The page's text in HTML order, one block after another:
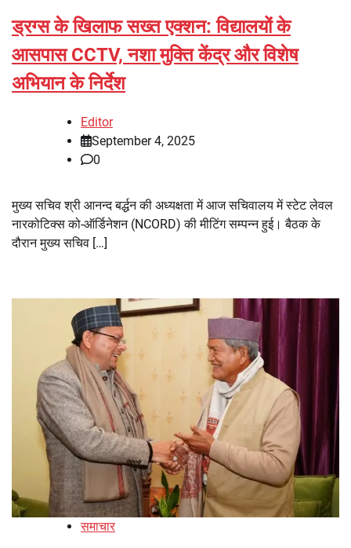
ड्रग्स के खिलाफ सख्त एक्शन: विद्यालयों के
आसपास CCTV, नशा मुक्ति केंद्र और विशेष
अभियान के निर्देश
Editor
September 4, 2025
0
मुख्य सचिव श्री आनन्द बर्द्धन की अध्यक्षता में आज सचिवालय में स्टेट लेवल
नारकोटिक्स को-ऑर्डिनेशन (NCORD) की मीटिंग सम्पन्न हुई। बैठक के
दौरान मुख्य सचिव […]
समाचार